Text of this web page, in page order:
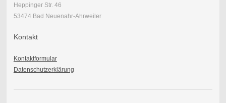
Heppinger Str. 46
53474 Bad Neuenahr-Ahrweiler
Kontakt
Kontaktformular
Datenschutzerklärung